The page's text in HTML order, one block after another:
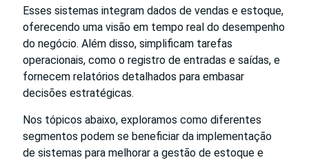
Esses sistemas integram dados de vendas e estoque,
oferecendo uma visão em tempo real do desempenho
do negócio. Além disso, simplificam tarefas
operacionais, como o registro de entradas e saídas, e
fornecem relatórios detalhados para embasar
decisões estratégicas.
Nos tópicos abaixo, exploramos como diferentes
segmentos podem se beneficiar da implementação
de sistemas para melhorar a gestão de estoque e